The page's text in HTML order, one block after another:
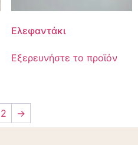
Ελεφαντάκι
Εξερευνήστε το προϊόν
2 →